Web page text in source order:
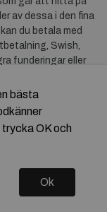
av dessa i den fina
du betala med
Swish,
funderingar eller
duklicka här
bästa
OK och
Ok